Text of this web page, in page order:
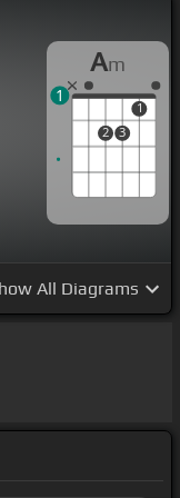
Am
2 3
1
1
All Diagrams